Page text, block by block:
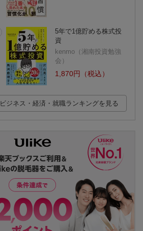
5年で1億貯める株式投
資
kenmo（湘南投資勉強
会）
1,870円（税込）
ビジネス・経済・就職ランキングを見る